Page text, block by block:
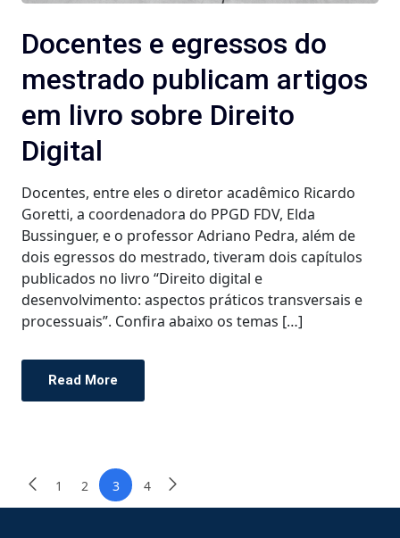
Docentes e egressos do
mestrado publicam artigos
em livro sobre Direito
Digital
Docentes, entre eles o diretor acadêmico Ricardo
Goretti, a coordenadora do PPGD FDV, Elda
Bussinguer, e o professor Adriano Pedra, além de
dois egressos do mestrado, tiveram dois capítulos
publicados no livro “Direito digital e
desenvolvimento: aspectos práticos transversais e
processuais”. Confira abaixo os temas […]
Read More
1 2 3 4